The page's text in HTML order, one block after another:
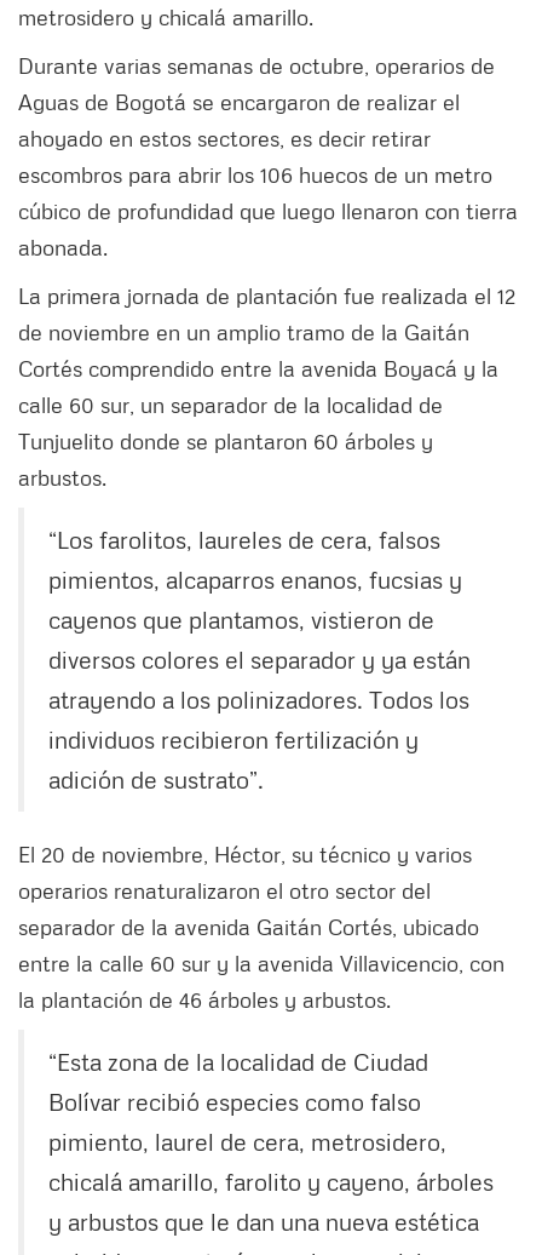
metrosidero y chicalá amarillo.
Durante varias semanas de octubre, operarios de
Aguas de Bogotá se encargaron de realizar el
ahoyado en estos sectores, es decir retirar
escombros para abrir los 106 huecos de un metro
cúbico de profundidad que luego llenaron con tierra
abonada.
La primera jornada de plantación fue realizada el 12
de noviembre en un amplio tramo de la Gaitán
Cortés comprendido entre la avenida Boyacá y la
calle 60 sur, un separador de la localidad de
Tunjuelito donde se plantaron 60 árboles y
arbustos.
“Los farolitos, laureles de cera, falsos
pimientos, alcaparros enanos, fucsias y
cayenos que plantamos, vistieron de
diversos colores el separador y ya están
atrayendo a los polinizadores. Todos los
individuos recibieron fertilización y
adición de sustrato”.
El 20 de noviembre, Héctor, su técnico y varios
operarios renaturalizaron el otro sector del
separador de la avenida Gaitán Cortés, ubicado
entre la calle 60 sur y la avenida Villavicencio, con
la plantación de 46 árboles y arbustos.
“Esta zona de la localidad de Ciudad
Bolívar recibió especies como falso
pimiento, laurel de cera, metrosidero,
chicalá amarillo, farolito y cayeno, árboles
y arbustos que le dan una nueva estética